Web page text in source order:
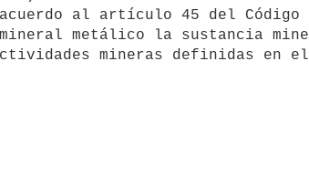
al artículo 45 del Código
metálico la sustancia
mineras definidas en